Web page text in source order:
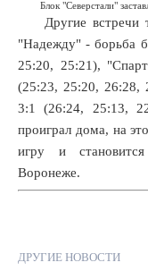
Блок "Северстали"
Другие встречи
"Надежду" - борьба
25:20, 25:21),
(25:23, 25:20, 26:28,
3:1 (26:24, 25:13,
проиграл дома, на
игру и
Воронеже.
ДРУГИЕ НОВОСТИ